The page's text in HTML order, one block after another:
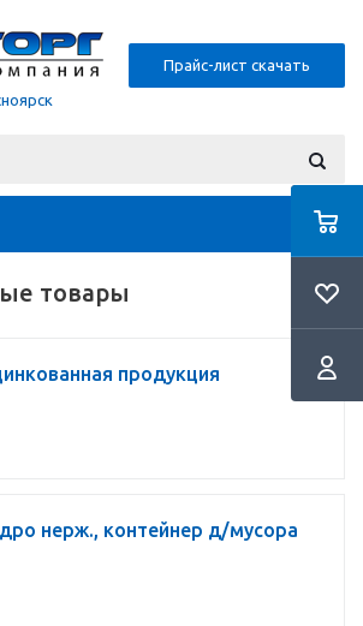
Прайс-лист скачать
товары
продукция
нерж., контейнер д/мусора